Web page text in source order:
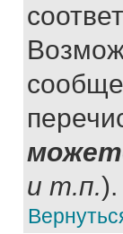
и т.п.).